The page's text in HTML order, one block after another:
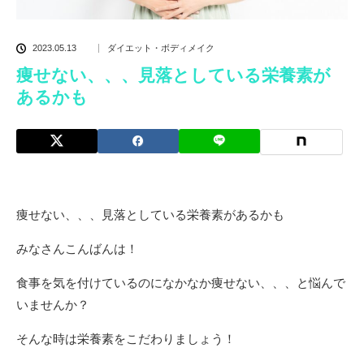
2023.05.13 ダイエット・ボディメイク
痩せない、、、見落としている栄養素が
あるかも
痩せない、、、見落としている栄養素があるかも
みなさんこんばんは！
食事を気を付けているのになかなか痩せない、、、と悩んで
いませんか？
そんな時は栄養素をこだわりましょう！